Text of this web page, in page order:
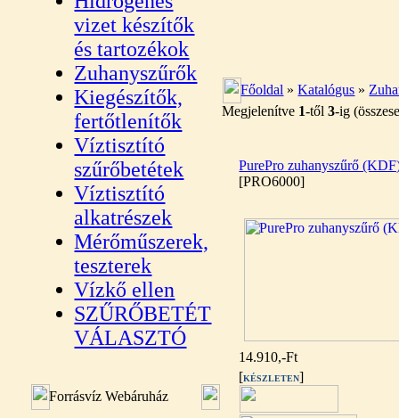
vizet készítők
és tartozékok
Zuhanyszűrők
Kiegészítők,
fertőtlenítők
Víztisztító
szűrőbetétek
Víztisztító
alkatrészek
Mérőműszerek,
teszterek
Vízkő ellen
SZŰRŐBETÉT
VÁLASZTÓ
Forrásvíz Webáruház
Főoldal »Katalógus »
Megjelenítve 1-től3-ig
PurePro zuhanyszűrő
[PRO6000]
14.910,-Ft
[KÉSZLETEN]